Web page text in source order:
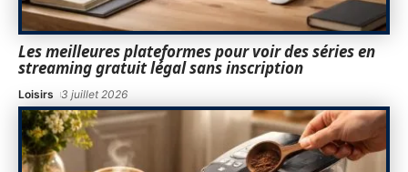
Les meilleures plateformes pour voir des séries en
streaming gratuit légal sans inscription
Loisirs 3 juillet 2026